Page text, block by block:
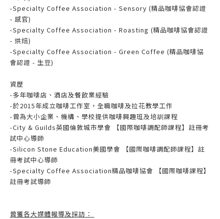
-Specialty Coffee Association - Sensory (精品咖啡協會認證
- 感官)
-Specialty Coffee Association - Roasting (精品咖啡協會認證
- 烘焙)
-Specialty Coffee Association - Green Coffee (精品咖啡協
會認證 - 生豆)
資歷
-多年咖啡店、酒店及餐飲業經驗
-於2015年成立咖啡工作室，全職咖啡及拉花教學工作
-曾為大小企業、機構、學校提供咖啡興趣班及培訓課程
-City & Guilds英國倫敦城市學會 【國際咖啡調配師課程】註冊考
試中心導師
-Silicon Stone Education美國學會 【國際咖啡調配師課程】註
冊考試中心導師
-Specialty Coffee Association精品咖啡協會 【國際咖啡課程】
註冊考試導師
曾獲各大媒體報導及採訪：